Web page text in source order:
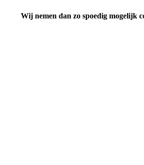
Wij nemen dan zo spoedig mogelijk